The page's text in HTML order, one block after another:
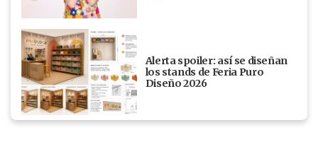
Alerta spoiler: así se diseñan
los stands de Feria Puro
Diseño 2026